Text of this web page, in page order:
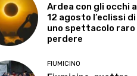
Ardea con gli occhi
12 agosto l’eclissi di
uno spettacolo raro
perdere
FIUMICINO